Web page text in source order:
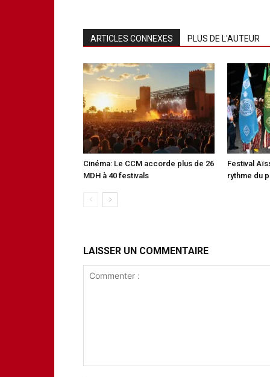
ARTICLES CONNEXES PLUS DE L'AUTEUR
Cinéma: Le CCM accorde plus de 26
MDH à 40 festivals
Festival
rythme du
LAISSER UN COMMENTAIRE